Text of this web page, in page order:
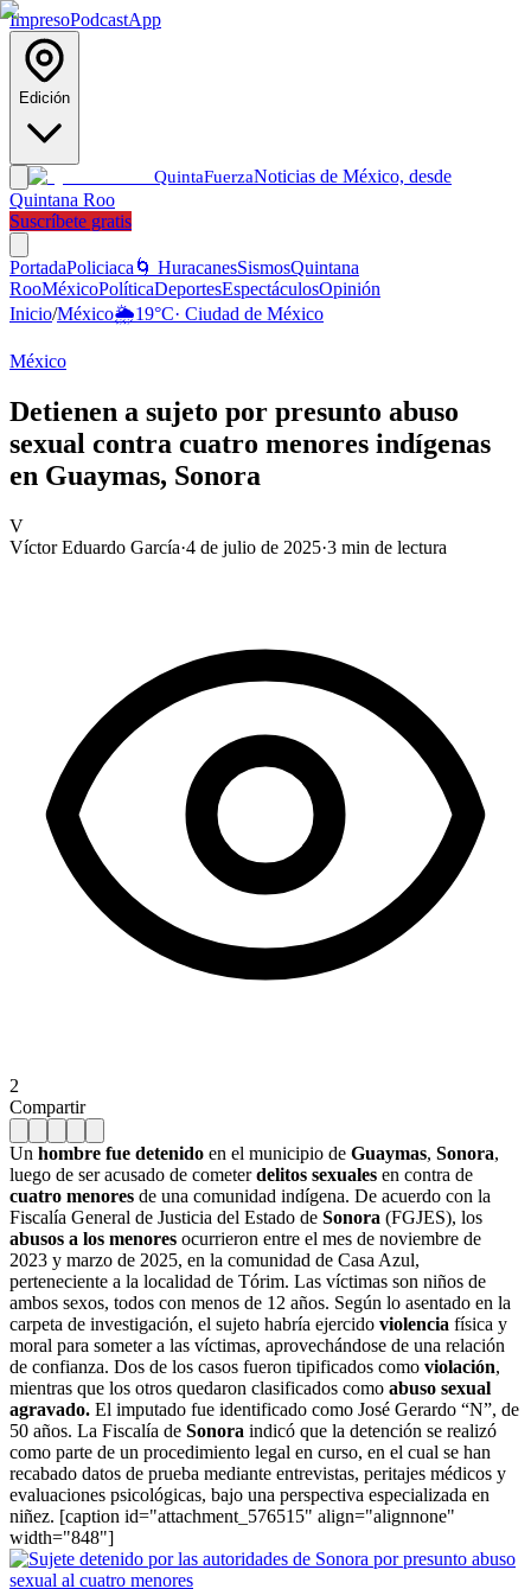
ImpresoPodcastApp
Edición
QuintaFuerzaNoticias de México, desde
Quintana Roo
Suscríbete gratis
PortadaPoliciaca 🌀 HuracanesSismosQuintana
RooMéxicoPolíticaDeportesEspectáculosOpinión
Inicio/México🌦️19°C· Ciudad de México
México
Detienen a sujeto por presunto abuso
sexual contra cuatro menores indígenas
en Guaymas, Sonora
V
Víctor Eduardo García·4 de julio de 2025·3 min de lectura
2
Compartir
Un hombre fue detenido en el municipio de Guaymas, Sonora,
luego de ser acusado de cometerdelitos sexuales en contra de
cuatro menores de una comunidad indígena. De acuerdo con la
Fiscalía General de Justicia del Estado de Sonora (FGJES), los
abusos a los menores ocurrieron entre el mes de noviembre de
2023 y marzo de 2025, en la comunidad de Casa Azul,
perteneciente a la localidad de Tórim. Las víctimas son niños de
ambos sexos, todos con menos de 12 años. Según lo asentado en la
carpeta de investigación, el sujeto habría ejercido violencia física y
moral para someter a las víctimas, aprovechándose de una relación
de confianza. Dos de los casos fueron tipificados como violación,
mientras que los otros quedaron clasificados como abuso sexual
agravado. El imputado fue identificado como José Gerardo “N”, de
50 años. La Fiscalía de Sonora indicó que la detención se realizó
como parte de un procedimiento legal en curso, en el cual se han
recabado datos de prueba mediante entrevistas, peritajes médicos y
evaluaciones psicológicas, bajo una perspectiva especializada en
niñez. [caption id="attachment_576515" align="alignnone"
width="848"]